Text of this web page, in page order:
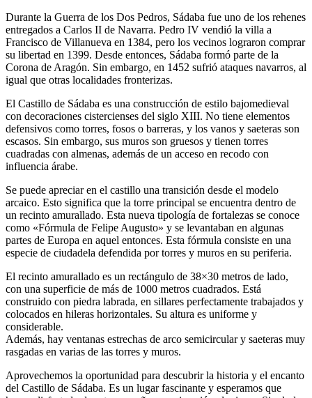
Durante la Guerra de los Dos Pedros, Sádaba fue uno de los rehenes
entregados a Carlos II de Navarra. Pedro IV vendió la villa a
Francisco de Villanueva en 1384, pero los vecinos lograron comprar
su libertad en 1399. Desde entonces, Sádaba formó parte de la
Corona de Aragón. Sin embargo, en 1452 sufrió ataques navarros, al
igual que otras localidades fronterizas.
El Castillo de Sádaba es una construcción de estilo bajomedieval
con decoraciones cistercienses del siglo XIII. No tiene elementos
defensivos como torres, fosos o barreras, y los vanos y saeteras son
escasos. Sin embargo, sus muros son gruesos y tienen torres
cuadradas con almenas, además de un acceso en recodo con
influencia árabe.
Se puede apreciar en el castillo una transición desde el modelo
arcaico. Esto significa que la torre principal se encuentra dentro de
un recinto amurallado. Esta nueva tipología de fortalezas se conoce
como «Fórmula de Felipe Augusto» y se levantaban en algunas
partes de Europa en aquel entonces. Esta fórmula consiste en una
especie de ciudadela defendida por torres y muros en su periferia.
El recinto amurallado es un rectángulo de 38×30 metros de lado,
con una superficie de más de 1000 metros cuadrados. Está
construido con piedra labrada, en sillares perfectamente trabajados y
colocados en hileras horizontales. Su altura es uniforme y
considerable.
Además, hay ventanas estrechas de arco semicircular y saeteras muy
rasgadas en varias de las torres y muros.
Aprovechemos la oportunidad para descubrir la historia y el encanto
del Castillo de Sádaba. Es un lugar fascinante y esperamos que